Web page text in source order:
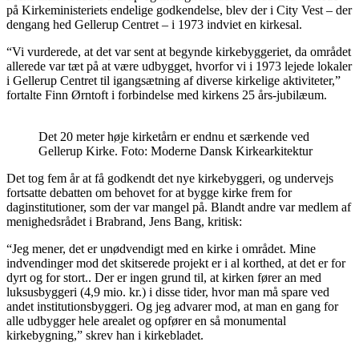
på Kirkeministeriets endelige godkendelse, blev der i City Vest – der
dengang hed Gellerup Centret – i 1973 indviet en kirkesal.
“Vi vurderede, at det var sent at begynde kirkebyggeriet, da området
allerede var tæt på at være udbygget, hvorfor vi i 1973 lejede lokaler
i Gellerup Centret til igangsætning af diverse kirkelige aktiviteter,”
fortalte Finn Ørntoft i forbindelse med kirkens 25 års-jubilæum.
Det 20 meter høje kirketårn er endnu et særkende ved
Gellerup Kirke. Foto: Moderne Dansk Kirkearkitektur
Det tog fem år at få godkendt det nye kirkebyggeri, og undervejs
fortsatte debatten om behovet for at bygge kirke frem for
daginstitutioner, som der var mangel på. Blandt andre var medlem af
menighedsrådet i Brabrand, Jens Bang, kritisk:
“Jeg mener, det er unødvendigt med en kirke i området. Mine
indvendinger mod det skitserede projekt er i al korthed, at det er for
dyrt og for stort.. Der er ingen grund til, at kirken fører an med
luksusbyggeri (4,9 mio. kr.) i disse tider, hvor man må spare ved
andet institutionsbyggeri. Og jeg advarer mod, at man en gang for
alle udbygger hele arealet og opfører en så monumental
kirkebygning,” skrev han i kirkebladet.